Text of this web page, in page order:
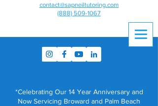
contact@sapneiltutoring.com
(888) 509-1067
*Celebrating Our 14 Year Anniversary and
Now Servicing Broward and Palm Beach